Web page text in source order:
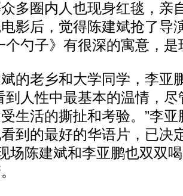
多圈内人也现身红毯，亲
影后，觉得陈建斌抢了导
个勺子》有很深的寓意，是
老乡和大学同学，李亚
人性中最基本的温情，尽
生活的撕扯和考验。”李
到的最好的华语片，已决
场陈建斌和李亚鹏也双双